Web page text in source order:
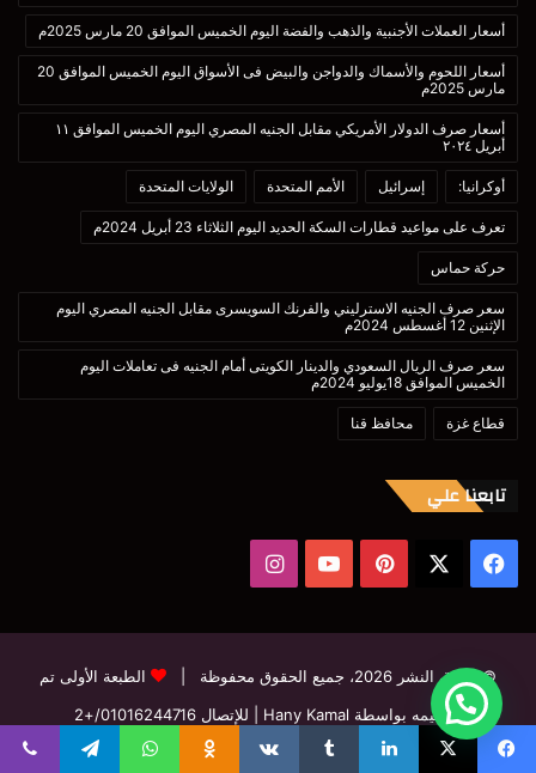
أسعار العملات الأجنبية والذهب والفضة اليوم الخميس الموافق 20 مارس 2025م
أسعار اللحوم والأسماك والدواجن والبيض فى الأسواق اليوم الخميس الموافق 20
مارس 2025م
أسعار صرف الدولار الأمريكي مقابل الجنيه المصري اليوم الخميس الموافق ١١
أبريل ٢٠٢٤
أوكرانيا: إسرائيل الأمم المتحدة الولايات المتحدة
تعرف على مواعيد قطارات السكة الحديد اليوم الثلاثاء 23 أبريل 2024م
حركة حماس
سعر صرف الجنيه الاسترليني والفرنك السويسرى مقابل الجنيه المصري اليوم
الإثنين 12 أغسطس 2024م
سعر صرف الريال السعودي والدينار الكويتى أمام الجنيه فى تعاملات اليوم
الخميس الموافق 18يوليو 2024م
قطاع غزة محافظ قنا
تابعنا علي
فيسبوك بينتيريست‫YouTube
© حقوق النشر 2026، جميع الحقوق محفوظة |
الطبعة الأولى تم
تصميمه بواسطة Hany Kamal
| للإتصال 01016244716/+2